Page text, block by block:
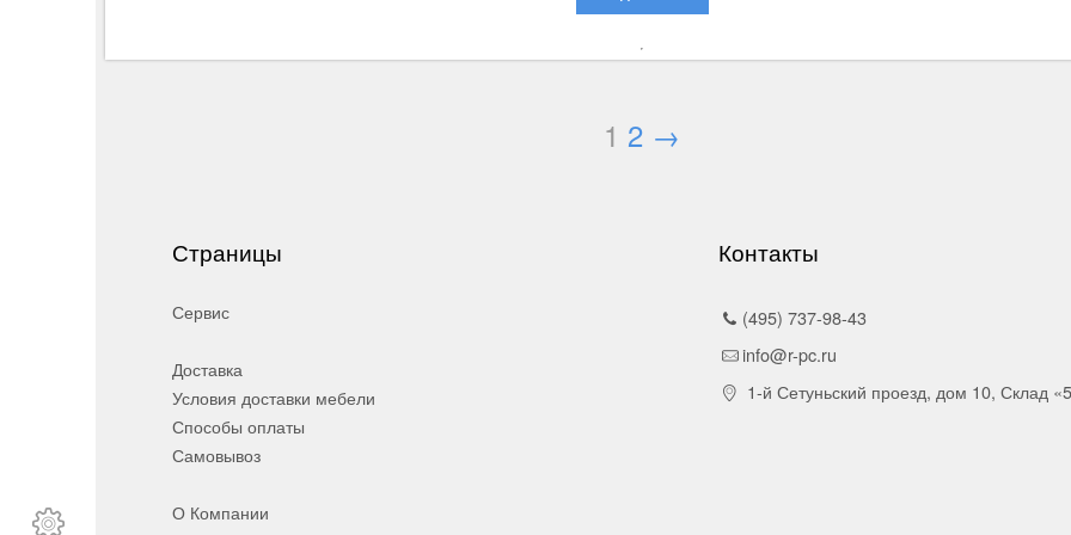
1 2 →
Страницы
Сервис
Доставка
Условия доставки мебели
Способы оплаты
Самовывоз
О Компании
Контакты
(495) 737-98-43
info@r-pc.ru
1-й Сетуньский проезд, дом 10, Склад